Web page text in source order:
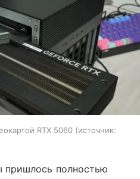
RTX 5060
источник:
пришлось полностью